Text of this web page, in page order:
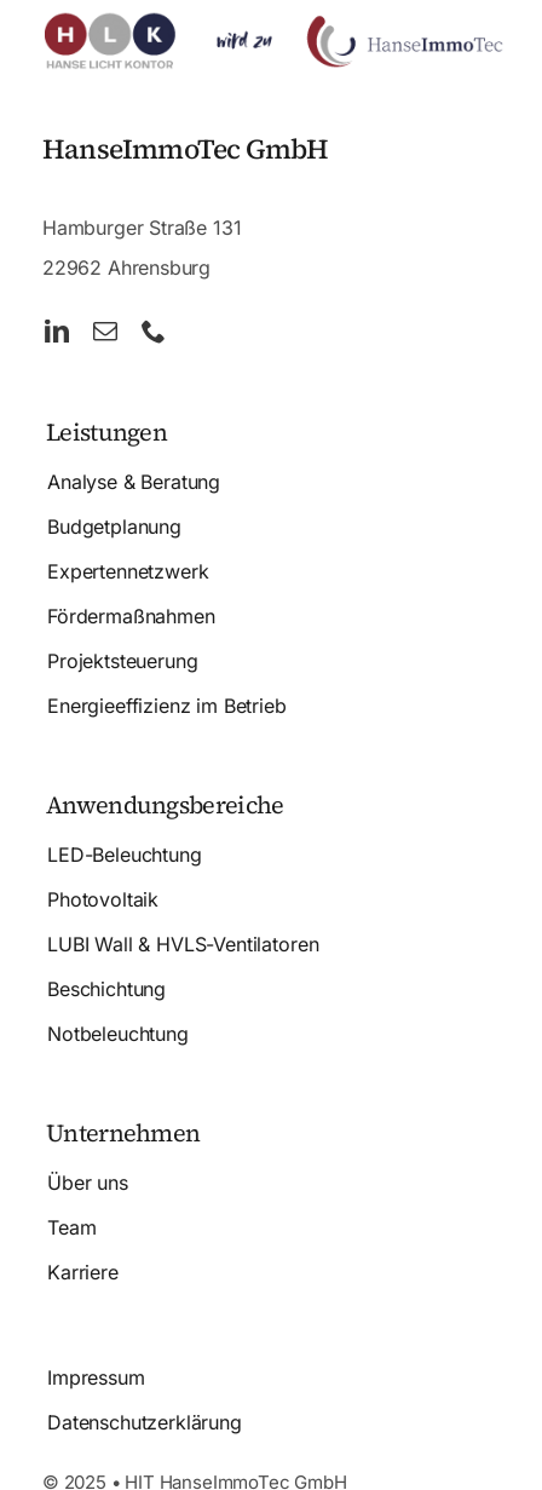
HanseImmoTec GmbH
Hamburger Straße 131
22962 Ahrensburg
Leistungen
Analyse & Beratung
Budgetplanung
Expertennetzwerk
Fördermaßnahmen
Projektsteuerung
Energieeffizienz im Betrieb
Anwendungsbereiche
LED-Beleuchtung
Photovoltaik
LUBI Wall & HVLS-Ventilatoren
Beschichtung
Notbeleuchtung
Unternehmen
Über uns
Team
Karriere
Impressum
Datenschutzerklärung
© 2025 • HIT HanseImmoTec GmbH